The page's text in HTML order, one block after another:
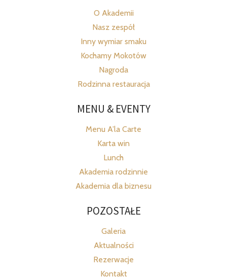
O Akademii
Nasz zespół
Inny wymiar smaku
Kochamy Mokotów
Nagroda
Rodzinna restauracja
MENU & EVENTY
Menu A’la Carte
Karta win
Lunch
Akademia rodzinnie
Akademia dla biznesu
POZOSTAŁE
Galeria
Aktualności
Rezerwacje
Kontakt